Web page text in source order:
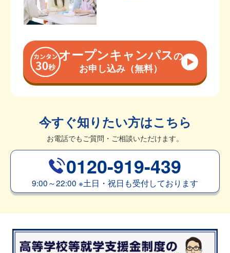
オープンキャンパスの
お申し込み（無料）
今すぐ知りたい方はこちら
お電話でもご質問・ご相談いただけます。
0120-919-439
9:00～22:00 ※土日・祝日も受付しております